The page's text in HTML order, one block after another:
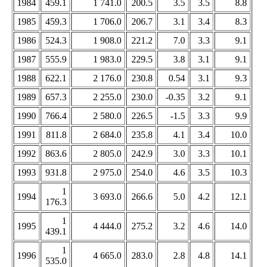
1984 459.1 1 741.0 200.5 3.5 3.5
8.8
1985
459.3 1 706.0 206.7 3.1 3.4
8.3
1986
524.3 1 908.0 221.2 7.0 3.3
9.1
1987
555.9 1 983.0 229.5 3.8 3.1
9.1
1988
622.1 2 176.0 230.8 0.54 3.1
9.3
1989
657.3 2 255.0 230.0 -0.35 3.2
9.1
1990
766.4 2 580.0 226.5 -1.5 3.3
9.9
1991
811.8 2 684.0 235.8 4.1 3.4
10.0
1992
863.6 2 805.0 242.9 3.0 3.3
10.1
1993
931.8 2 975.0 254.0 4.6 3.5 10.3
1994
1
176.3
3 693.0 266.6 5.0 4.2 12.1
1995
1
439.1
4 444.0 275.2 3.2 4.6 14.0
1996
1
535.0
4 665.0 283.0 2.8 4.8 14.1